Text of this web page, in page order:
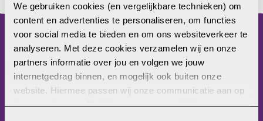
We gebruiken cookies (en vergelijkbare technieken) om
content en advertenties te personaliseren, om functies
voor social media te bieden en om ons websiteverkeer te
analyseren. Met deze cookies verzamelen wij en onze
partners informatie over jou en volgen we jouw
internetgedrag binnen, en mogelijk ook buiten onze
website. Hiermee passen wij onze communicatie aan op
jouw voorkeuren. Ook kunnen we zo gerichte
bracht aan de mensen in zijn omgeving. “De Iraakse
regering kwam mij nooit vragen wat […]
menu
Home
Christenvervolging
Wat kun jij doen?